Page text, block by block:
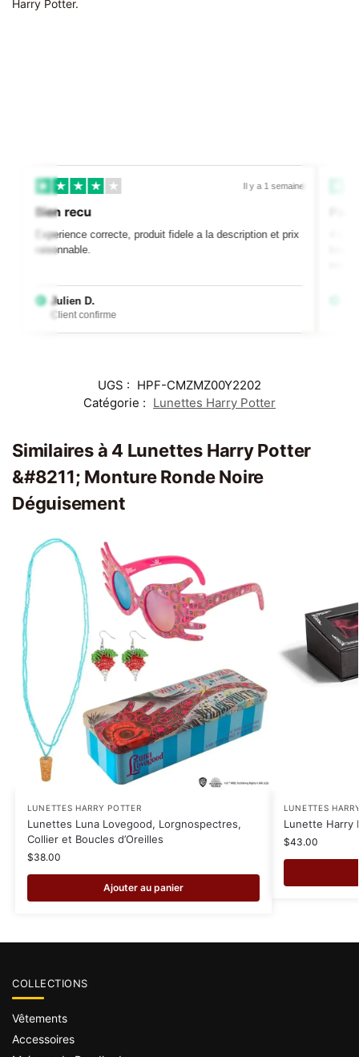
Harry Potter.
Il y a 1 semaine
Bien recu
Experience correcte, produit fidele a la description et prix
raisonnable.
Julien D.
UGS : HPF-CMZMZ00Y2202
Catégorie : Lunettes Harry Potter
Similaires à 4 Lunettes Harry Potter
&#8211; Monture Ronde Noire
Déguisement
LUNETTES HARRY POTTER
Lunettes Luna Lovegood, Lorgnospectres,
Collier et Boucles d’Oreilles
$38.00
Ajouter au panier
LUNETTES
Lunette Harry
$43.00
COLLECTIONS
Vêtements
Accessoires